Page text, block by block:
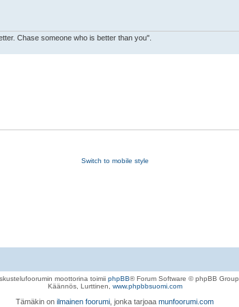
Chase someone who is better than you".
Switch to mobile style
moottorina toimii phpBB® Forum Software © phpBB Group
Käännös, Lurttinen, www.phpbbsuomi.com
Tämäkin on ilmainen foorumi , jonka tarjoaa munfoorumi.com